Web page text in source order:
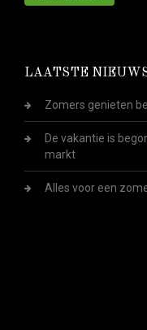
LAATSTE
Zomers genieten
De vakantie is
markt
Alles voor een